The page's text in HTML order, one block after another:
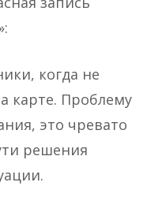
когда не
карте. Проблему
это чревато
решения